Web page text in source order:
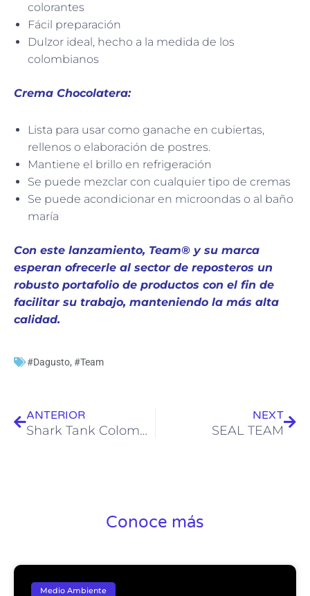
colorantes
Fácil preparación
Dulzor ideal, hecho a la medida de los
colombianos
Crema Chocolatera:
Lista para usar como ganache en cubiertas,
rellenos o elaboración de postres.
Mantiene el brillo en refrigeración
Se puede mezclar con cualquier tipo de cremas
Se puede acondicionar en microondas o al baño
maría
Con este lanzamiento, Team® y su marca
esperan ofrecerle al sector de reposteros un
robusto portafolio de productos con el fin de
facilitar su trabajo, manteniendo la más alta
calidad.
#Dagusto, #Team
ANTERIOR
Shark Tank Colombia
NEXT
SEAL TEAM
Conoce más
Medio Ambiente